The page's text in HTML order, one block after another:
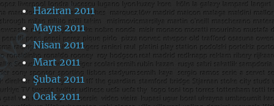
Haziran 2011
Mayıs 2011
Nisan 2011
Mart 2011
Şubat 2011
Ocak 2011